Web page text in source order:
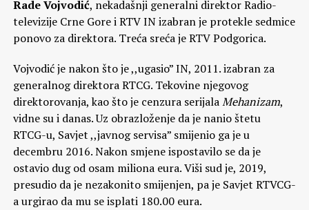
Rade Vojvodić, nekadašnji generalni direktor Radio-
televizije Crne Gore i RTV IN izabran je protekle sedmice
ponovo za direktora. Treća sreća je RTV Podgorica.
Vojvodić je nakon što je ,,ugasio” IN, 2011. izabran za
generalnog direktora RTCG. Tekovine njegovog
direktorovanja, kao što je cenzura serijalaMehanizam,
vidne su i danas. Uz obrazloženje da je nanio štetu
RTCG-u, Savjet ,,javnog servisa” smijenio ga je u
decembru 2016. Nakon smjene ispostavilo se da je
ostavio dug od osam miliona eura. Viši sud je, 2019,
presudio da je nezakonito smijenjen, pa je Savjet RTVCG-
a urgirao da mu se isplati 180.00 eura.